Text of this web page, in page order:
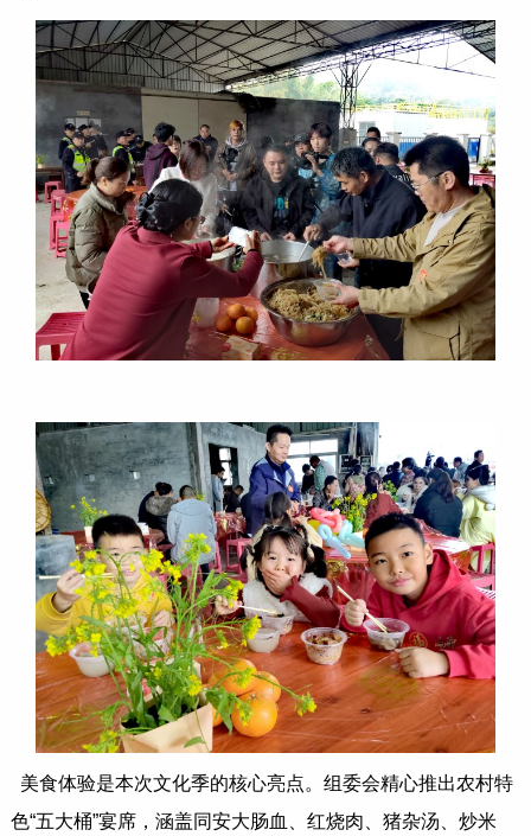
美食体验是本次文化季的核心亮点。组委会精心推出农村特
色“五大桶”宴席，涵盖同安大肠血、红烧肉、猪杂汤、炒米